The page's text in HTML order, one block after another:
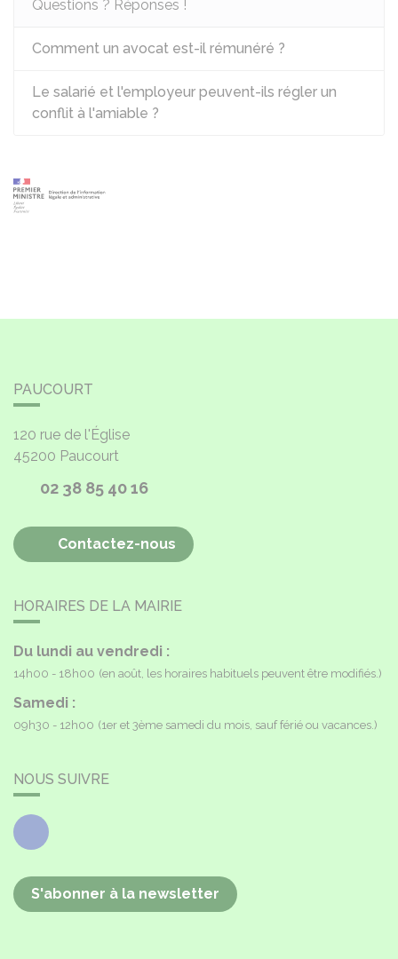
Questions ? Réponses !
Comment un avocat est-il rémunéré ?
Le salarié et l'employeur peuvent-ils régler un
conflit à l'amiable ?
PAUCOURT
120 rue de l'Église
45200 Paucourt
02 38 85 40 16
Contactez-nous
HORAIRES DE LA MAIRIE
Du lundi au vendredi :
14h00 - 18h00 (en août, les horaires habituels peuvent être modifiés.)
Samedi :
09h30 - 12h00 (1er et 3ème samedi du mois, sauf férié ou vacances.)
NOUS SUIVRE
Facebook
S'abonner à la newsletter